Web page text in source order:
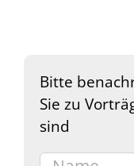
Bitte
Sie zu
sind